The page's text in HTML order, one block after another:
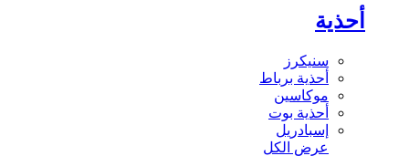
أحذية
سنيكرز
أحذية برباط
موكاسين
أحذية بوت
إسبادريل
عرض الكل